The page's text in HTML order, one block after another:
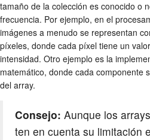
tamaño de la colección es conocido o
frecuencia. Por ejemplo, en el
imágenes a menudo se representan
píxeles, donde cada píxel tiene un
intensidad. Otro ejemplo es la
matemático, donde cada componente
del array.
Consejo: Aunque los
ten en cuenta su limitación